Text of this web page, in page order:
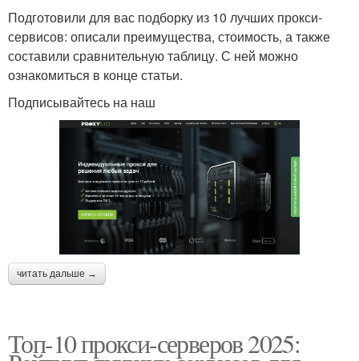
Подготовили для вас подборку из 10 лучших прокси-
сервисов: описали преимущества, стоимость, а также
составили сравнительную таблицу. С ней можно
ознакомиться в конце статьи.
Подписывайтесь на наш
читать дальше →
Топ-10 прокси-серверов 2025: